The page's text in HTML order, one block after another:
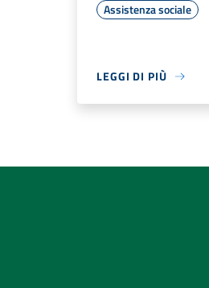
Assistenza sociale
LEGGI DI PIÙ